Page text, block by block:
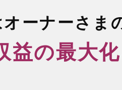
ーナーさま
益の最大化